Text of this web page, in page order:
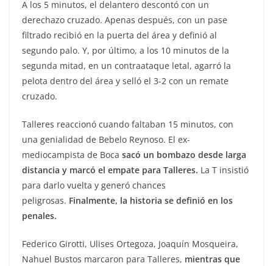
A los 5 minutos, el delantero descontó con un
derechazo cruzado. Apenas después, con un pase
filtrado recibió en la puerta del área y definió al
segundo palo. Y, por último, a los 10 minutos de la
segunda mitad, en un contraataque letal, agarró la
pelota dentro del área y selló el 3-2 con un remate
cruzado.
Talleres reaccionó cuando faltaban 15 minutos, con
una genialidad de Bebelo Reynoso. El ex-
mediocampista de Boca sacó un bombazo desde larga
distancia y marcó el empate para Talleres. La T insistió
para darlo vuelta y generó chances
peligrosas. Finalmente, la historia se definió en los
penales.
Federico Girotti, Ulises Ortegoza, Joaquín Mosqueira,
Nahuel Bustos marcaron para Talleres, mientras que